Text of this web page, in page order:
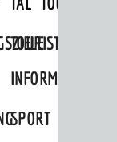
TOURIST
INFORMATION
SPORT